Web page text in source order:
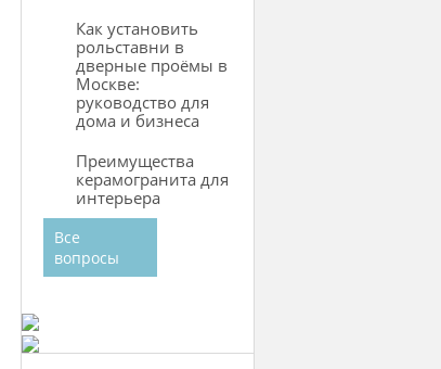
Как установить
рольставни в
дверные проёмы в
Москве:
руководство для
дома и бизнеса
Преимущества
керамогранита для
интерьера
Все
вопросы